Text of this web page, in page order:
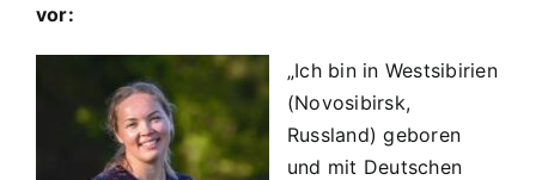
vor:
„Ich bin in Westsibirien
(Novosibirsk,
Russland) geboren
und mit Deutschen